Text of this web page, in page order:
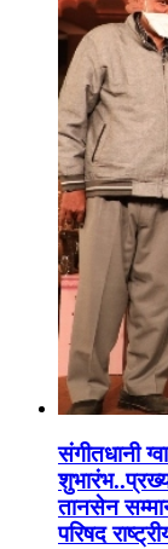
संगीतधानी
तानसेन
परिषद